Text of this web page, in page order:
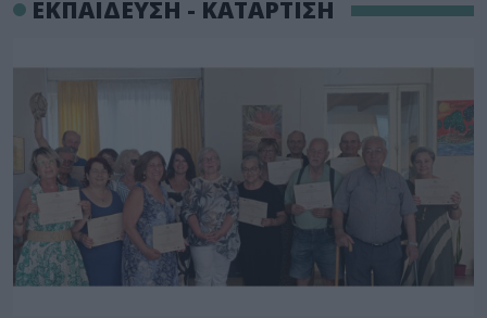
ΕΚΠΑΙΔΕΥΣΗ - ΚΑΤΑΡΤΙΣΗ